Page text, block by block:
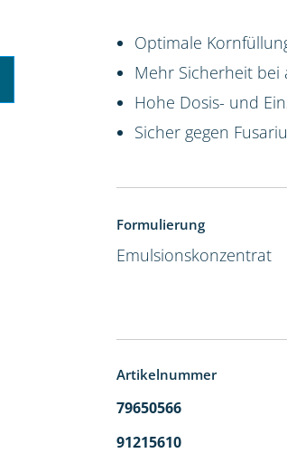
Optimale
Mehr Sicherheit bei
Hohe Dosis- und
Sicher gegen
Formulierung
Emulsionskonzentrat
Artikelnummer
79650566
91215610